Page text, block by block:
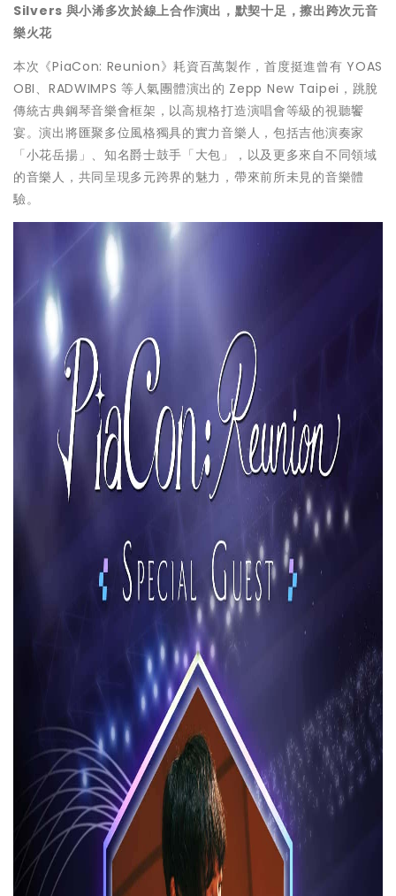
Silvers 與小浠多次於線上合作演出，默契十足，擦出跨次元音
樂火花
​​本次《PiaCon: Reunion》耗資百萬製作，首度挺進曾有 YOAS
OBI、RADWIMPS 等人氣團體演出的 Zepp New Taipei，跳脫
傳統古典鋼琴音樂會框架，以高規格打造演唱會等級的視聽饗
宴。演出將匯聚多位風格獨具的實力音樂人，包括吉他演奏家
「小花岳揚」、知名爵士鼓手「大包」，以及更多來自不同領域
的音樂人，共同呈現多元跨界的魅力，帶來前所未見的音樂體
驗。